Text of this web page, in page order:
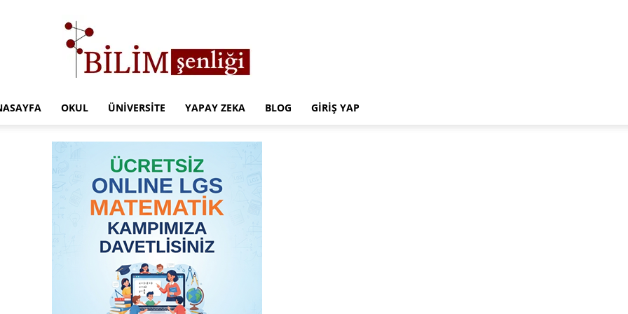
Eğitim
Kampüsü
OKUL ÜNIVERSITE YAPAY ZEKA BLOG GIRIŞ YAP